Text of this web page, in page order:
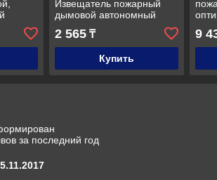
Извещатель пожарный
дымовой автономный
(белый)
2 565₸
Купить
9
за последний год